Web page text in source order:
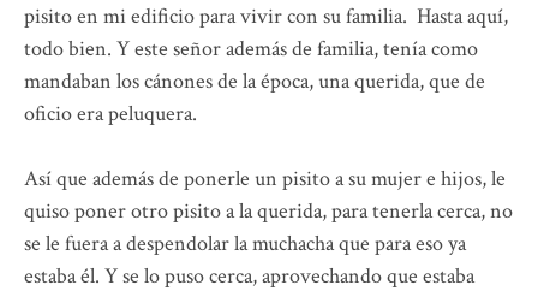
pisito en mi edificio para vivir con su familia. Hasta aquí,
todo bien. Y este señor además de familia, tenía como
mandaban los cánones de la época, una querida, que de
oficio era peluquera.
Así que además de ponerle un pisito a su mujer e hijos, le
quiso poner otro pisito a la querida, para tenerla cerca, no
se le fuera a despendolar la muchacha que para eso ya
estaba él. Y se lo puso cerca, aprovechando que estaba